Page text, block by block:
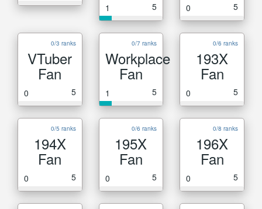
1 5 0 5
0/3 ranks
VTuber
Fan
0 5
0/7 ranks
Workplace
Fan
1 5
0/6 ranks
193X
Fan
0 5
0/5 ranks
194X
Fan
0 5
0/6 ranks
195X
Fan
0 5
0/8 ranks
196X
Fan
0 5